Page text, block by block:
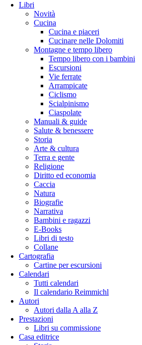
Libri
Novità
Cucina
Cucina e piaceri
Cucinare nelle Dolomiti
Montagne e tempo libero
Tempo libero con i bambini
Escursioni
Vie ferrate
Arrampicate
Ciclismo
Scialpinismo
Ciaspolate
Manuali & guide
Salute & benessere
Storia
Arte & cultura
Terra e gente
Religione
Diritto ed economia
Caccia
Natura
Biografie
Narrativa
Bambini e ragazzi
E-Books
Libri di testo
Collane
Cartografia
Cartine per escursioni
Calendari
Tutti calendari
Il calendario Reimmichl
Autori
Autori dalla A alla Z
Prestazioni
Libri su commissione
Casa editrice